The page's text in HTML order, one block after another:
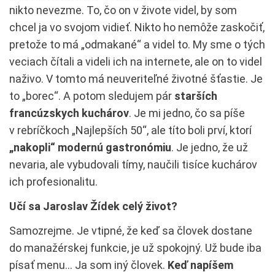
nikto nevezme. To, čo on v živote videl, by som
chcel ja vo svojom vidieť. Nikto ho nemôže zaskočiť,
pretože to má „odmakané“ a videl to. My sme o tých
veciach čítali a videli ich na internete, ale on to videl
naživo. V tomto má neuveriteľné životné šťastie. Je
to „borec“. A potom sledujem pár starších
francúzskych kuchárov. Je mi jedno, čo sa píše
v rebríčkoch „Najlepších 50“, ale títo boli prví, ktorí
„nakopli“ modernú gastronómiu. Je jedno, že už
nevaria, ale vybudovali tímy, naučili tisíce kuchárov
ich profesionalitu.
Učí sa Jaroslav Žídek celý život?
Samozrejme. Je vtipné, že keď sa človek dostane
do manažérskej funkcie, je už spokojný. Už bude iba
písať menu… Ja som iný človek. Keď napíšem